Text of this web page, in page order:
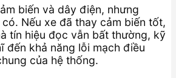
biến và dây điện, nhưng
Nếu xe đã thay cảm biến tốt,
tín hiệu đọc vẫn bất thường, kỹ
đến khả năng lỗi mạch điều
của hệ thống.